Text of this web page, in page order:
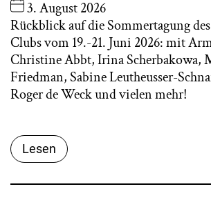
3. August 2026
Rückblick auf die Sommertagung
Clubs vom 19.-21. Juni 2026: mit
Christine Abbt, Irina Scherbakowa,
Friedman, Sabine Leutheusser-
Roger de Weck und vielen mehr!
Lesen